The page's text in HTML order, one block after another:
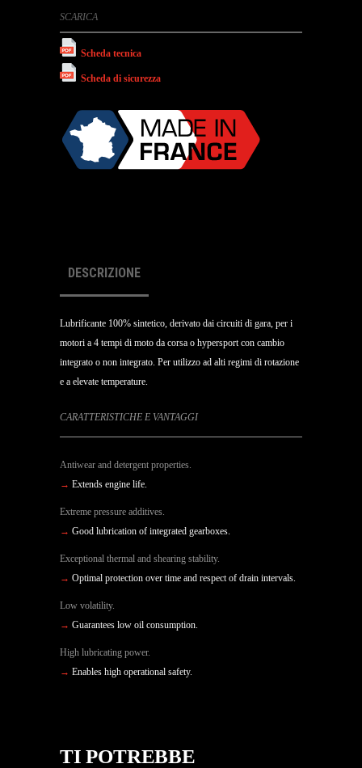
SCARICA
Scheda tecnica
Scheda di sicurezza
DESCRIZIONE
Lubrificante 100% sintetico, derivato dai circuiti di gara, per i
motori a 4 tempi di moto da corsa o hypersport con cambio
integrato o non integrato. Per utilizzo ad alti regimi di rotazione
e a elevate temperature.
CARATTERISTICHE E VANTAGGI
Antiwear and detergent properties.
→ Extends engine life.
Extreme pressure additives.
→ Good lubrication of integrated gearboxes.
Exceptional thermal and shearing stability.
→ Optimal protection over time and respect of drain intervals.
Low volatility.
→ Guarantees low oil consumption.
High lubricating power.
→ Enables high operational safety.
TI POTREBBE